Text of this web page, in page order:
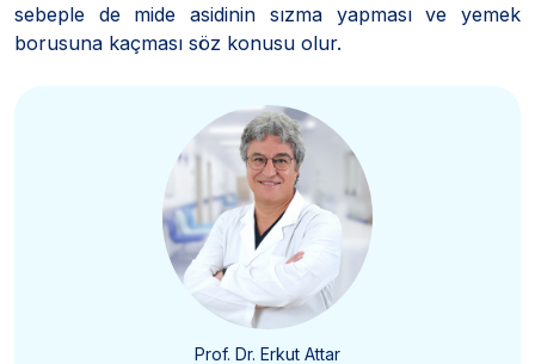
sebeple de mide asidinin sızma yapması ve yemek
borusuna kaçması söz konusu olur.
Prof. Dr. Erkut Attar